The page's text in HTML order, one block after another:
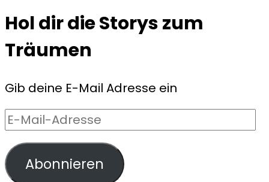
Hol dir die Storys zum
Träumen
Gib deine E-Mail Adresse ein
E-
Mail-
Adresse
Abonnieren